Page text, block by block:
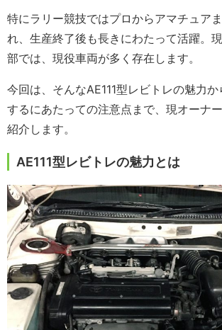
特にラリー競技ではプロからアマチュア
れ、生産終了後も長きにわたって活躍。
部では、現役車両が多く存在します。
今回は、そんなAE111型レビトレの魅力
するにあたっての注意点まで、現オーナ
紹介します。
AE111型レビトレの魅力とは